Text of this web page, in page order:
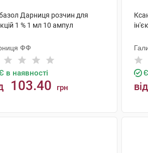
Дарниця розчин для
1 % 1 мл 10 ампул
ФФ
в наявності
103.40 грн від